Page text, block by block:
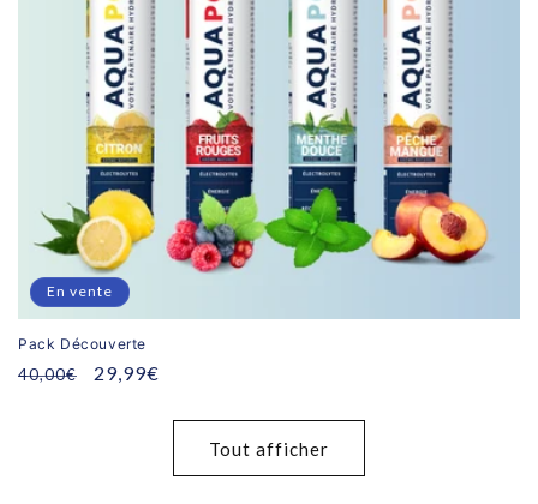
En vente
Pack Découverte
Prix
40,00€
Prix
29,99€
Tout afficher